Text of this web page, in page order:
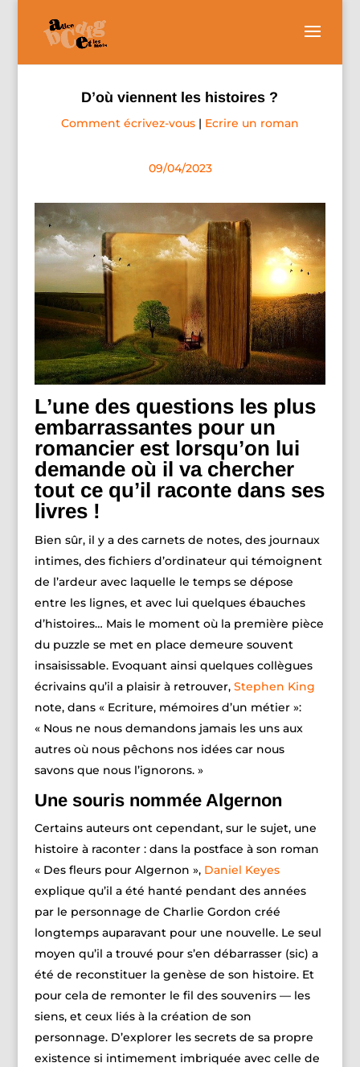
D’où viennent les histoires ?
Comment écrivez-vous| Ecrire un roman
09/04/2023
L’une des questions les plus
embarrassantes pour un
romancier est lorsqu’on lui
demande où il va chercher
tout ce qu’il raconte dans ses
livres !
Bien sûr, il y a des carnets de notes, des journaux
intimes, des fichiers d’ordinateur qui témoignent
de l’ardeur avec laquelle le temps se dépose
entre les lignes, et avec lui quelques ébauches
d’histoires… Mais le moment où la première pièce
du puzzle se met en place demeure souvent
insaisissable. Evoquant ainsi quelques collègues
écrivains qu’il a plaisir à retrouver, Stephen King
note, dans « Ecriture, mémoires d’un métier »:
« Nous ne nous demandons jamais les uns aux
autres où nous pêchons nos idées car nous
savons que nous l’ignorons. »
Une souris nommée Algernon
Certains auteurs ont cependant, sur le sujet, une
histoire à raconter : dans la postface à son roman
« Des fleurs pour Algernon », Daniel Keyes
explique qu’il a été hanté pendant des années
par le personnage de Charlie Gordon créé
longtemps auparavant pour une nouvelle. Le seul
moyen qu’il a trouvé pour s’en débarrasser (sic) a
été de reconstituer la genèse de son histoire. Et
pour cela de remonter le fil des souvenirs — les
siens, et ceux liés à la création de son
personnage. D’explorer les secrets de sa propre
existence si intimement imbriquée avec celle de